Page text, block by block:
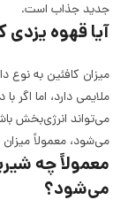
جدید جذاب است.
آیا قهوه یزدی
میزان کافئین به نوع
ملایمی دارد، اما اگر
می‌تواند انرژی‌بخش
می‌شود، معمولاً
معمولاً چه
می‌شود؟